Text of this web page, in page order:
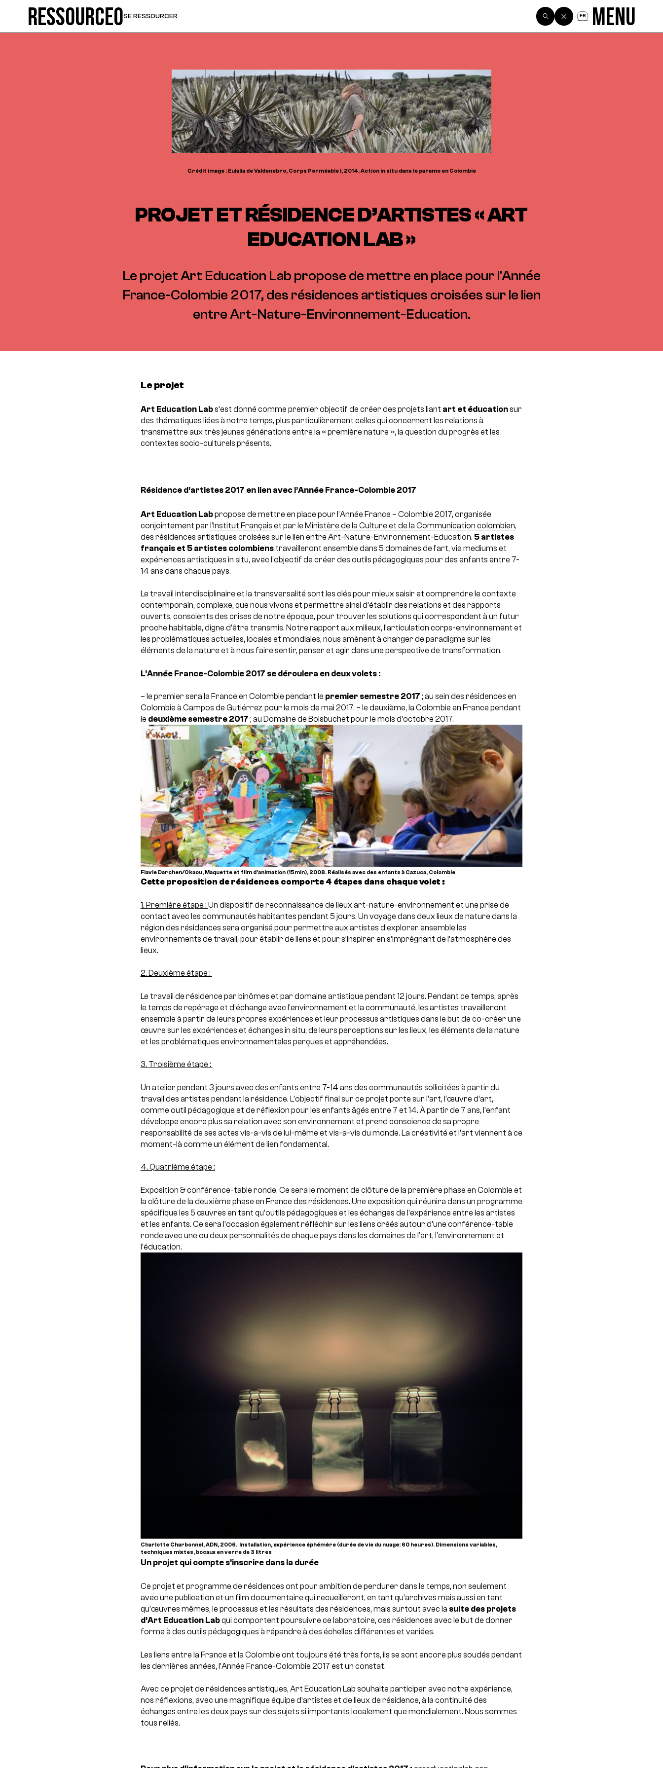
Ressource0SE RESSOURCER FR Menu
Crédit image : Eulalia de Valdenebro, Corps Perméable I, 2014. Action in situ dans le paramo en Colombie
PROJET ET RÉSIDENCE D’ARTISTES « ART
EDUCATION LAB »
Le projet Art Education Lab propose de mettre en place pour l'Année
France-Colombie 2017, des résidences artistiques croisées sur le lien
entre Art-Nature-Environnement-Education.
Le projet
Art Education Labs‘est donné comme premier objectif de créer des projets liant art et éducationsur
des thématiques liées à notre temps, plus particulièrement celles qui concernent les relations à
transmettre aux très jeunes générations entre la « première nature », la question du progrès et les
contextes socio-culturels présents.
Résidence d’artistes 2017 en lien avec l’Année France-Colombie 2017
Art Education Labpropose de mettre en place pour l’Année France – Colombie 2017, organisée
conjointement par l’Institut Français et par le Ministère de la Culture et de la Communication colombien,
des résidences artistiques croisées sur le lien entre Art-Nature-Environnement-Education. 5 artistes
français et 5 artistes colombienstravailleront ensemble dans 5 domaines de l’art, via mediums et
expériences artistiques in situ, avec l’objectif de créer des outils pédagogiques pour des enfants entre 7-
14 ans dans chaque pays.
Le travail interdisciplinaire et la transversalité sont les clés pour mieux saisir et comprendre le contexte
contemporain, complexe, que nous vivons et permettre ainsi d’établir des relations et des rapports
ouverts, conscients des crises de notre époque, pour trouver les solutions qui correspondent à un futur
proche habitable, digne d’être transmis. Notre rapport aux milieux, l’articulation corps-environnement et
les problématiques actuelles, locales et mondiales, nous amènent à changer de paradigme sur les
éléments de la nature et à nous faire sentir, penser et agir dans une perspective de transformation.
L’Année France-Colombie 2017 se déroulera en deux volets :
– le premier sera la France en Colombie pendant le premier semestre 2017 ; au sein des résidences en
Colombie à Campos de Gutiérrez pour le mois de mai 2017. – le deuxième, la Colombie en France pendant
le deuxième semestre 2017 ; au Domaine de Boisbuchet pour le mois d’octobre 2017.
Flavie Darchen/Okaou, Maquette et film d'animation (15min), 2008. Réalisés avec des enfants à Cazuca, Colombie
Cette proposition de résidences comporte 4 étapes dans chaque volet :
1. Première étape : Un dispositif de reconnaissance de lieux art-nature-environnement et une prise de
contact avec les communautés habitantes pendant 5 jours. Un voyage dans deux lieux de nature dans la
région des résidences sera organisé pour permettre aux artistes d’explorer ensemble les
environnements de travail, pour établir de liens et pour s’inspirer en s’imprégnant de l’atmosphère des
lieux.
2. Deuxième étape :
Le travail de résidence par binômes et par domaine artistique pendant 12 jours. Pendant ce temps, après
le temps de repérage et d’échange avec l’environnement et la communauté, les artistes travailleront
ensemble à partir de leurs propres expériences et leur processus artistiques dans le but de co-créer une
œuvre sur les expériences et échanges in situ, de leurs perceptions sur les lieux, les éléments de la nature
et les problématiques environnementales perçues et appréhendées.
3. Troisième étape :
Un atelier pendant 3 jours avec des enfants entre 7-14 ans des communautés sollicitées à partir du
travail des artistes pendant la résidence. L’objectif final sur ce projet porte sur l’art, l’œuvre d’art,
comme outil pédagogique et de réflexion pour les enfants âgés entre 7 et 14. À partir de 7 ans, l’enfant
développe encore plus sa relation avec son environnement et prend conscience de sa propre
responsabilité de ses actes vis-a-vis de lui-même et vis-a-vis du monde. La créativité et l’art viennent à ce
moment-là comme un élément de lien fondamental.
4. Quatrième étape :
Exposition & conférence-table ronde. Ce sera le moment de clôture de la première phase en Colombie et
la clôture de la deuxième phase en France des résidences. Une exposition qui réunira dans un programme
spécifique les 5 œuvres en tant qu’outils pédagogiques et les échanges de l’expérience entre les artistes
et les enfants. Ce sera l’occasion également réfléchir sur les liens créés autour d’une conférence-table
ronde avec une ou deux personnalités de chaque pays dans les domaines de l’art, l’environnement et
l’éducation.
Charlotte Charbonnel, ADN, 2006. Installation, expérience éphémère (durée de vie du nuage: 60 heures). Dimensions variables,
techniques mixtes, bocaux en verre de 3 litres
Un projet qui compte s’inscrire dans la durée
Ce projet et programme de résidences ont pour ambition de perdurer dans le temps, non seulement
avec une publication et un film documentaire qui recueilleront, en tant qu’archives mais aussi en tant
qu’œuvres mêmes, le processus et les résultats des résidences, mais surtout avec la suite des projets
d’Art Education Labqui comportent poursuivre ce laboratoire, ces résidences avec le but de donner
forme à des outils pédagogiques à répandre à des échelles différentes et variées.
Les liens entre la France et la Colombie ont toujours été très forts, ils se sont encore plus soudés pendant
les dernières années, l’Année France-Colombie 2017 est un constat.
Avec ce projet de résidences artistiques, Art Education Lab souhaite participer avec notre expérience,
nos réflexions, avec une magnifique équipe d’artistes et de lieux de résidence, à la continuité des
échanges entre les deux pays sur des sujets si importants localement que mondialement. Nous sommes
tous reliés.